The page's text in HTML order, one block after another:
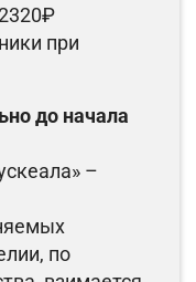
при
до начала
–
по